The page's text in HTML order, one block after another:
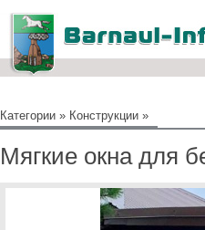
Категории » Конструкции »
Мягкие окна для